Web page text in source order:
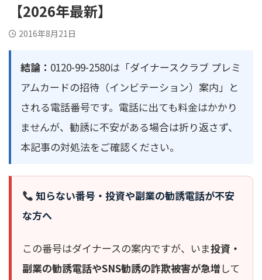
【2026年最新】
2016年8月21日
結論： 0120-99-2580は「ダイナースクラブ プレミ
アムカードの招待（インビテーション）案内」と
される電話番号です。電話に出ても料金はかかり
ませんが、勧誘に不安がある場合は折り返さず、
本記事の対処法をご確認ください。
知らない番号・投資や副業の勧誘電話が不安
な方へ
この番号はダイナースの案内ですが、いま投資・
副業の勧誘電話やSNS勧誘の詐欺被害が急増 して